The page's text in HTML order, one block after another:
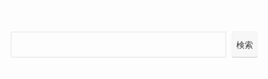
検索